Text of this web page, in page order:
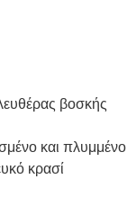
βοσκής
και πλυμμένο
κρασί